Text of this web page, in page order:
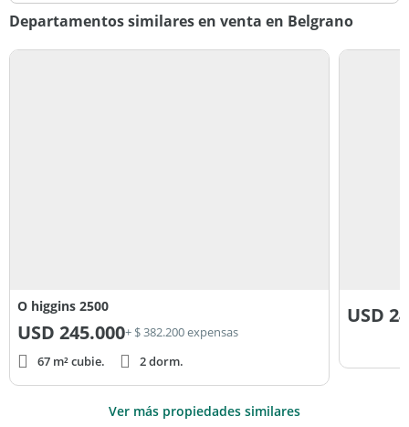
Departamentos similares en venta en Belgrano
O higgins 2500
USD 245.000+ $ 382.200 expensas
67 m² cubie.
2 dorm.
USD
Ver más propiedades similares